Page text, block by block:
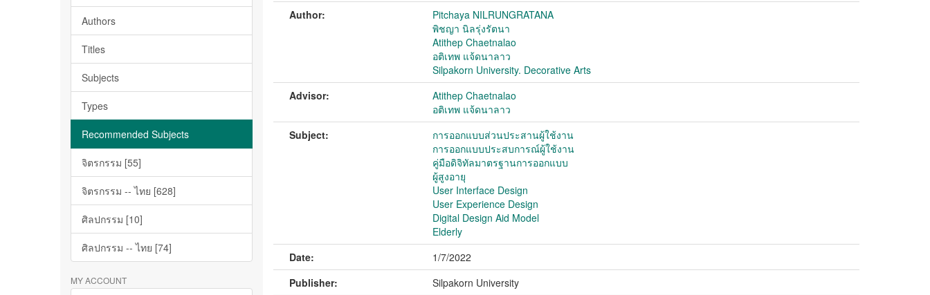
Authors
Titles
Subjects
Types
Recommended Subjects
จิตรกรรม [55]
จิตรกรรม -- ไทย [628]
ศิลปกรรม [10]
ศิลปกรรม -- ไทย [74]
MY ACCOUNT
Author:
Pitchaya NILRUNGRATANA
พิชญา นิลรุ่งรัตนา
Atithep Chaetnalao
อติเทพ แจ้ดนาลาว
Silpakorn University. Decorative Arts
Advisor:
Atithep Chaetnalao
อติเทพ แจ้ดนาลาว
Subject:
การออกแบบส่วนประสานผู้ใช้งาน
การออกแบบประสบการณ์ผู้ใช้งาน
คู่มือดิจิทัลมาตรฐานการออกแบบ
ผู้สูงอายุ
User Interface Design
User Experience Design
Digital Design Aid Model
Elderly
Date:
1/7/2022
Publisher:
Silpakorn University